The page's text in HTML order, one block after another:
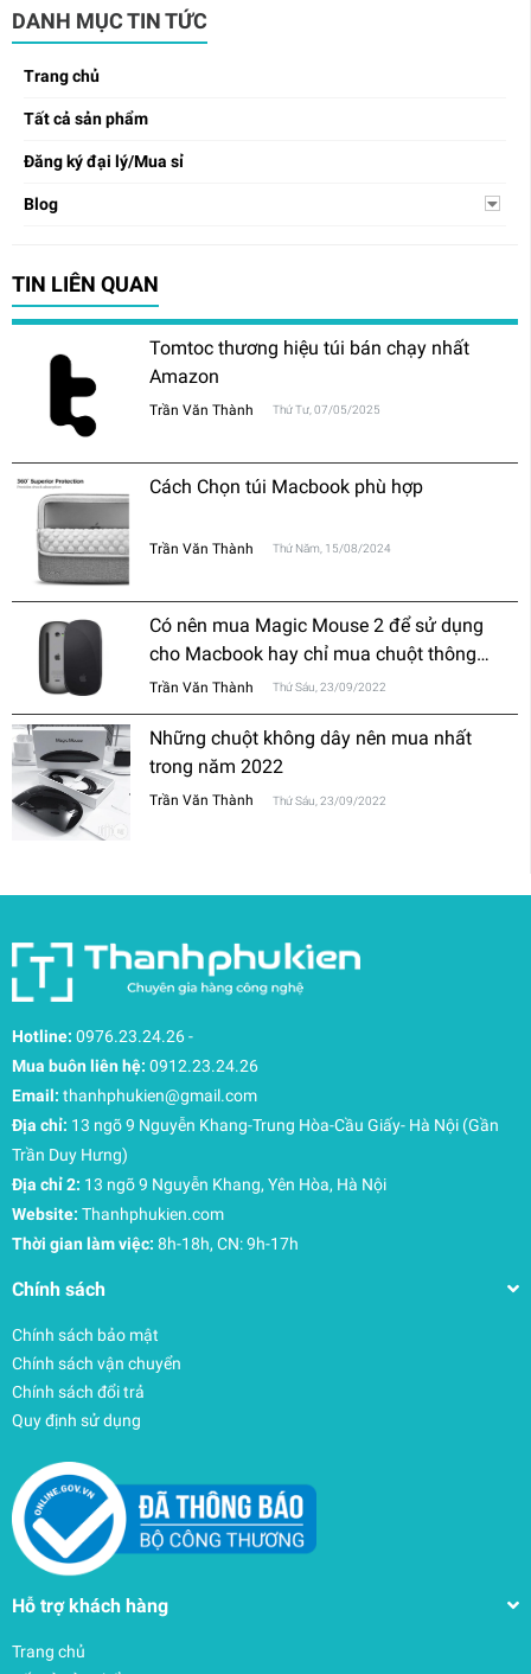
DANH MỤC TIN TỨC
Trang chủ
Tất cả sản phẩm
Đăng ký đại lý/Mua sỉ
Blog
TIN LIÊN QUAN
Tomtoc thương hiệu túi bán chạy nhất
Amazon
Trần Văn Thành Thứ Tư, 07/05/2025
Cách Chọn túi Macbook phù hợp
Trần Văn Thành Thứ Năm, 15/08/2024
Có nên mua Magic Mouse 2 để sử dụng
cho Macbook hay chỉ mua chuột thông
thường?
Trần Văn Thành Thứ Sáu, 23/09/2022
Những chuột không dây nên mua nhất
trong năm 2022
Trần Văn Thành Thứ Sáu, 23/09/2022
Hotline: 0976.23.24.26-
Mua buôn liên hệ: 0912.23.24.26
Email: thanhphukien@gmail.com
Địa chỉ: 13 ngõ 9 Nguyễn Khang-Trung Hòa-Cầu Giấy- Hà Nội (Gần
Trần Duy Hưng)
Địa chỉ 2: 13 ngõ 9 Nguyễn Khang, Yên Hòa, Hà Nội
Website: Thanhphukien.com
Thời gian làm việc: 8h-18h, CN: 9h-17h
Chính sách
Chính sách bảo mật
Chính sách vận chuyển
Chính sách đổi trả
Quy định sử dụng
Hỗ trợ khách hàng
Trang chủ